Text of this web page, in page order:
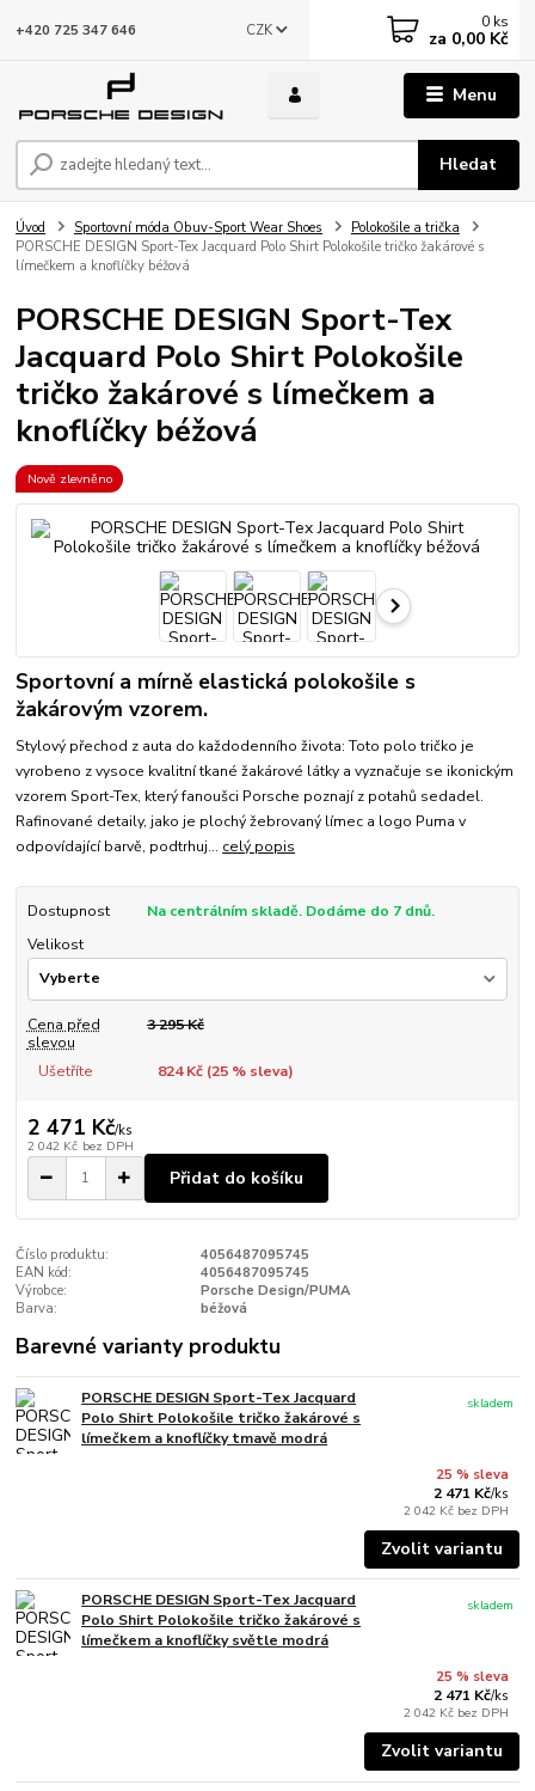
Menu
CZK
Hledat
+420 725 347 646 0 ks
za 0,00 Kč
Úvod Sportovní móda Obuv-Sport Wear Shoes
Polokošile a trička
PORSCHE DESIGN Sport-Tex Jacquard Polo Shirt Polokošile tričko žakárové s
límečkem a knoflíčky béžová
PORSCHE DESIGN Sport-Tex
Jacquard Polo Shirt Polokošile
tričko žakárové s límečkem a
knoflíčky béžová
Nově zlevněno
Sportovní a mírně elastická polokošile s
žakárovým vzorem.
Stylový přechod z auta do každodenního života: Toto polo tričko je
vyrobeno z vysoce kvalitní tkané žakárové látky a vyznačuje se ikonickým
vzorem Sport-Tex, který fanoušci Porsche poznají z potahů sedadel.
Rafinované detaily, jako je plochý žebrovaný límec a logo Puma v
odpovídající barvě, podtrhuj... celý popis
Dostupnost
Na centrálním skladě. Dodáme do 7 dnů.
Velikost
Cena před
slevou
3 295 Kč
Ušetříte 824 Kč (25% sleva)
2 471 Kč/ks
2 042 Kč bez DPH
Přidat do košíku
Číslo produktu:
4056487095745
EAN kód:
4056487095745
Výrobce:
Porsche Design/PUMA
Barva:
béžová
Barevné varianty produktu
PORSCHE DESIGN Sport-Tex Jacquard
Polo Shirt Polokošile tričko žakárové s
límečkem a knoflíčky tmavě modrá
25 % sleva
2 471 Kč/ks
2 042 Kč bez DPH
skladem
Zvolit variantu
PORSCHE DESIGN Sport-Tex Jacquard
Polo Shirt Polokošile tričko žakárové s
límečkem a knoflíčky světle modrá
25 % sleva
2 471 Kč/ks
2 042 Kč bez DPH
skladem
Zvolit variantu